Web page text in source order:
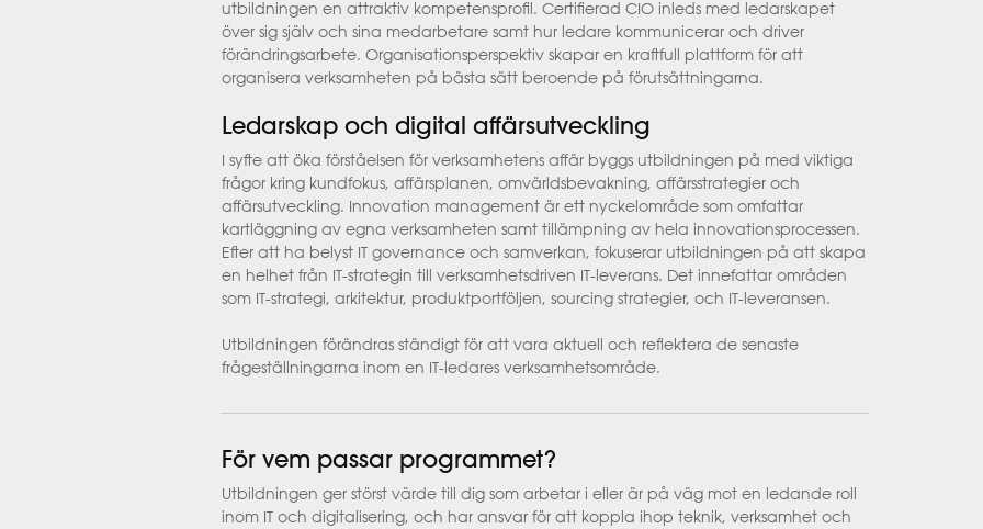
utbildningen en attraktiv kompetensprofil. Certifierad CIO inleds med ledarskapet
över sig själv och sina medarbetare samt hur ledare kommunicerar och driver
förändringsarbete. Organisationsperspektiv skapar en kraftfull plattform för att
organisera verksamheten på bästa sätt beroende på förutsättningarna.
Ledarskap och digital affärsutveckling
I syfte att öka förståelsen för verksamhetens affär byggs utbildningen på med viktiga
frågor kring kundfokus, affärsplanen, omvärldsbevakning, affärsstrategier och
affärsutveckling. Innovation management är ett nyckelområde som omfattar
kartläggning av egna verksamheten samt tillämpning av hela innovationsprocessen.
Efter att ha belyst IT governance och samverkan, fokuserar utbildningen på att skapa
en helhet från IT-strategin till verksamhetsdriven IT-leverans. Det innefattar områden
som IT-strategi, arkitektur, produktportföljen, sourcing strategier, och IT-leveransen.
Utbildningen förändras ständigt för att vara aktuell och reflektera de senaste
frågeställningarna inom en IT-ledares verksamhetsområde.
För vem passar programmet?
Utbildningen ger störst värde till dig som arbetar i eller är på väg mot en ledande roll
inom IT och digitalisering, och har ansvar för att koppla ihop teknik, verksamhet och